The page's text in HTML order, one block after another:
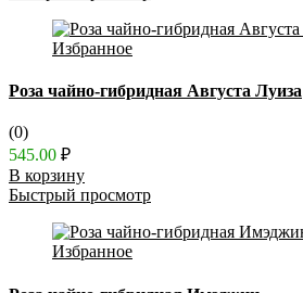
Избранное
Роза чайно-гибридная Августа Луиза
(0)
545.00 ₽
В корзину
Быстрый просмотр
Избранное